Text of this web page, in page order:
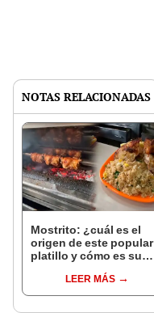
NOTAS RELACIONADAS
Mostrito: ¿cuál es el
origen de este popular
platillo y cómo es su
LEER MÁS